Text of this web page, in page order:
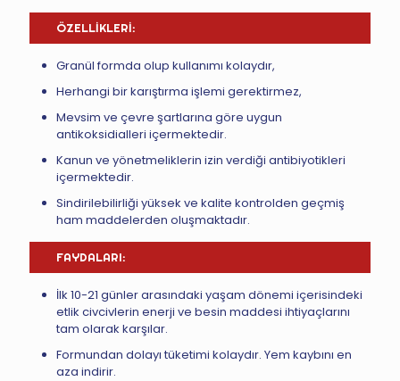
ÖZELLİKLERİ:
Granül formda olup kullanımı kolaydır,
Herhangi bir karıştırma işlemi gerektirmez,
Mevsim ve çevre şartlarına göre uygun
antikoksidialleri içermektedir.
Kanun ve yönetmeliklerin izin verdiği antibiyotikleri
içermektedir.
Sindirilebilirliği yüksek ve kalite kontrolden geçmiş
ham maddelerden oluşmaktadır.
FAYDALARI:
İlk 10-21 günler arasındaki yaşam dönemi içerisindeki
etlik civcivlerin enerji ve besin maddesi ihtiyaçlarını
tam olarak karşılar.
Formundan dolayı tüketimi kolaydır. Yem kaybını en
aza indirir.